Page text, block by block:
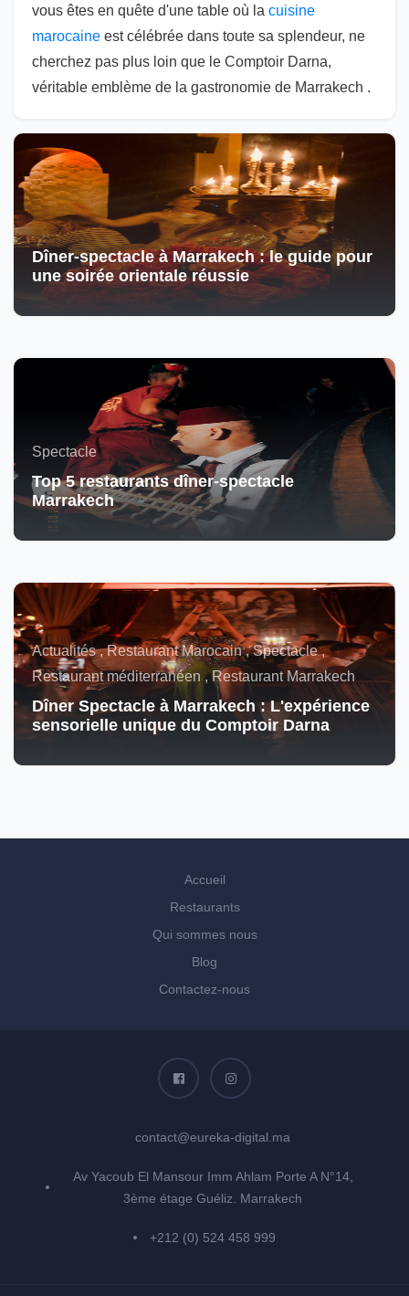
vous êtes en quête d'une table où la cuisine
marocaine est célébrée dans toute sa splendeur, ne
cherchez pas plus loin que le Comptoir Darna,
véritable emblème de la gastronomie de Marrakech .
Dîner-spectacle à Marrakech : le guide pour
une soirée orientale réussie
Spectacle
Top 5 restaurants dîner-spectacle
Marrakech
Actualités , Restaurant Marocain , Spectacle ,
Restaurant méditerranéen , Restaurant Marrakech
Dîner Spectacle à Marrakech : L'expérience
sensorielle unique du Comptoir Darna
Accueil
Restaurants
Qui sommes nous
Blog
Contactez-nous
contact@eureka-digital.ma
Av Yacoub El Mansour Imm Ahlam Porte A N°14,
3ème étage Guéliz. Marrakech
+212 (0) 524 458 999